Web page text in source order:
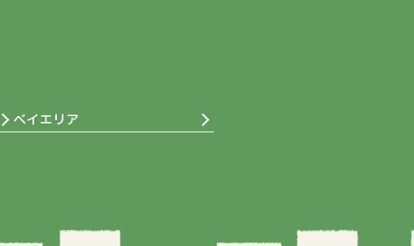
ベイエリア